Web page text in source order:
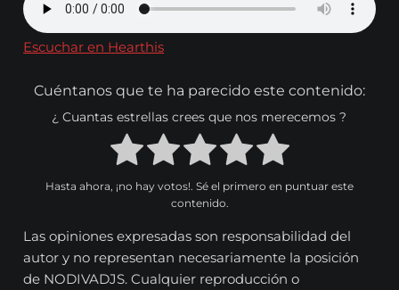
Escuchar en Hearthis
Cuéntanos que te ha parecido este contenido:
¿ Cuantas estrellas crees que nos merecemos ?
Hasta ahora, ¡no hay votos!. Sé el primero en puntuar este
contenido.
Las opiniones expresadas son responsabilidad del
autor y no representan necesariamente la posición
de NODIVADJS. Cualquier reproducción o